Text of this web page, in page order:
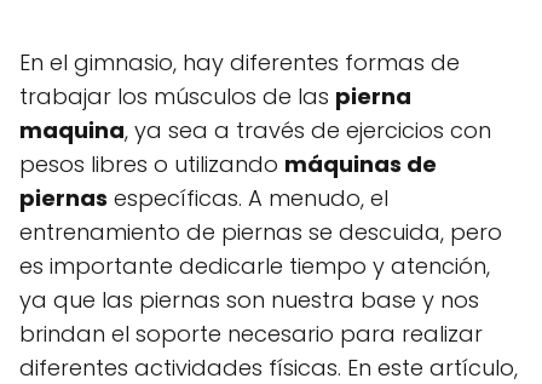
En el gimnasio, hay diferentes formas de
trabajar los músculos de las pierna
maquina, ya sea a través de ejercicios con
pesos libres o utilizando máquinas de
piernas específicas. A menudo, el
entrenamiento de piernas se descuida, pero
es importante dedicarle tiempo y atención,
ya que las piernas son nuestra base y nos
brindan el soporte necesario para realizar
diferentes actividades físicas. En este artículo,